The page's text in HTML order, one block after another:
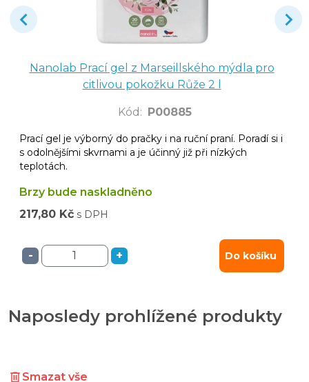
Nanolab Prací gel z Marseillského mýdla pro
citlivou pokožku Růže 2 l
Kód : P00885
Prací gel je výborný do pračky i na ruční praní. Poradí si i
s odolnějšími skvrnami a je účinný již při nízkých
teplotách.
Brzy bude naskladněno
217,80 Kč s DPH
- + Do košíku
Naposledy prohlížené produkty
Smazat vše